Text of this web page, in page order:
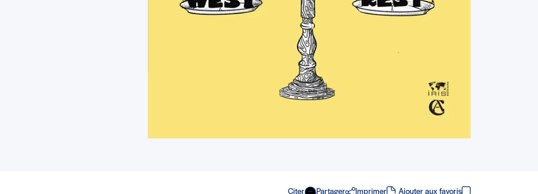
Citer Partager Imprimer Ajouter aux favoris